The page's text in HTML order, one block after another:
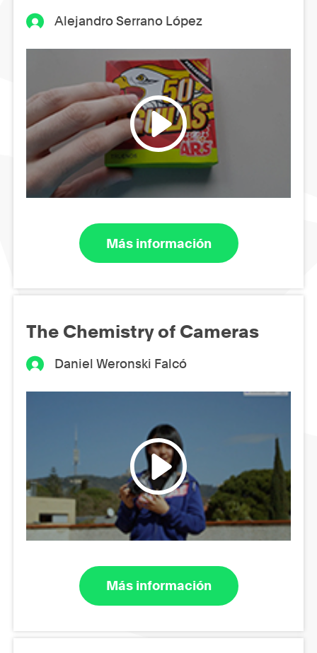
Alejandro Serrano López
Más información
The Chemistry of Cameras
Daniel Weronski Falcó
Más información